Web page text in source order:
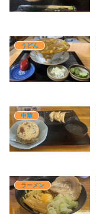
うどん
中華
ラーメン